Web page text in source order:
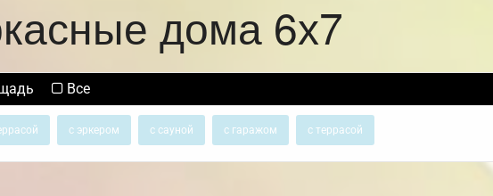
дома 6х7
Все
с эркером с сауной с гаражом с террасой